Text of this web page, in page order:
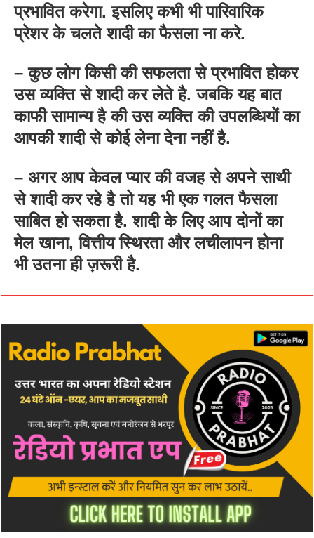
प्रभावित करेगा. इसलिए कभी भी पारिवारिक
प्रेशर के चलते शादी का फैसला ना करे.
– कुछ लोग किसी की सफलता से प्रभावित होकर
उस व्यक्ति से शादी कर लेते है. जबकि यह बात
काफी सामान्य है की उस व्यक्ति की उपलब्धियों का
आपकी शादी से कोई लेना देना नहीं है.
– अगर आप केवल प्यार की वजह से अपने साथी
से शादी कर रहे है तो यह भी एक गलत फैसला
साबित हो सकता है. शादी के लिए आप दोनों का
मेल खाना, वित्तीय स्थिरता और लचीलापन होना
भी उतना ही ज़रूरी है.